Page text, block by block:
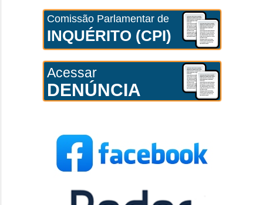
Comissão Parlamentar de
INQUÉRITO (CPI)
Acessar
DENÚNCIA